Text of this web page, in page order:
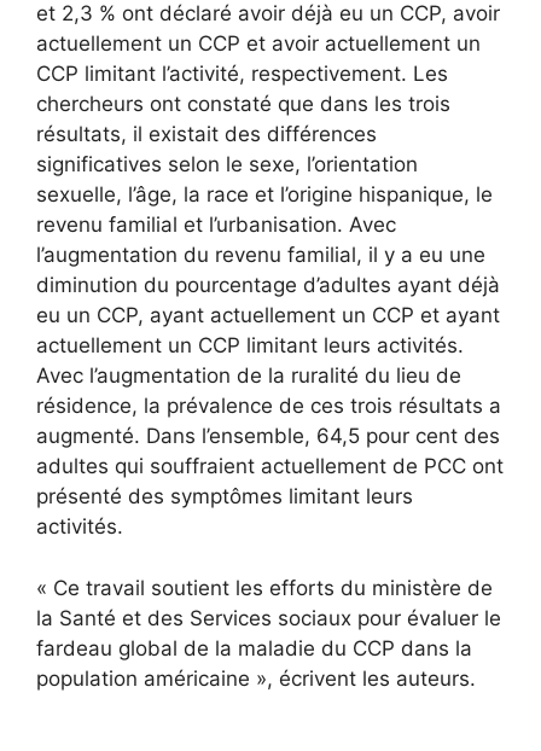
et 2,3 % ont déclaré avoir déjà eu un CCP, avoir
actuellement un CCP et avoir actuellement un
CCP limitant l’activité, respectivement. Les
chercheurs ont constaté que dans les trois
résultats, il existait des différences
significatives selon le sexe, l’orientation
sexuelle, l’âge, la race et l’origine hispanique, le
revenu familial et l’urbanisation. Avec
l’augmentation du revenu familial, il y a eu une
diminution du pourcentage d’adultes ayant déjà
eu un CCP, ayant actuellement un CCP et ayant
actuellement un CCP limitant leurs activités.
Avec l’augmentation de la ruralité du lieu de
résidence, la prévalence de ces trois résultats a
augmenté. Dans l’ensemble, 64,5 pour cent des
adultes qui souffraient actuellement de PCC ont
présenté des symptômes limitant leurs
activités.
« Ce travail soutient les efforts du ministère de
la Santé et des Services sociaux pour évaluer le
fardeau global de la maladie du CCP dans la
population américaine », écrivent les auteurs.